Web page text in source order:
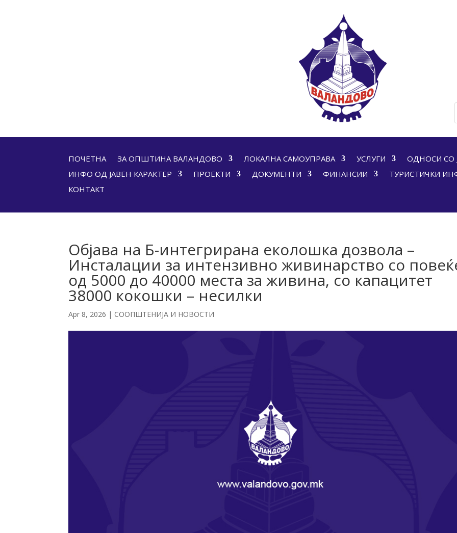
ПОЧЕТНА ЗА ОПШТИНА ВАЛАНДОВО ЛОКАЛНА САМОУПРАВА УСЛУГИ
ОДНОСИ СО
ИНФО ОД ЈАВЕН КАРАКТЕР
ПРОЕКТИ ДОКУМЕНТИ ФИНАНСИИ
ТУРИСТИЧКИ
КОНТАКТ
Објава на Б-интегрирана еколошка дозвола –
Инсталации за интензивно живинарство со
од 5000 до 40000 места за живина, со капацитет
38000 кокошки – несилки
Apr 8, 2026 | СООПШТЕНИЈА И НОВОСТИ